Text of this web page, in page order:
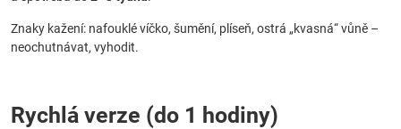
Znaky kažení: nafouklé víčko, šumění, plíseň, ostrá „kvasná“ vůně –
neochutnávat, vyhodit.
Rychlá verze (do 1 hodiny)